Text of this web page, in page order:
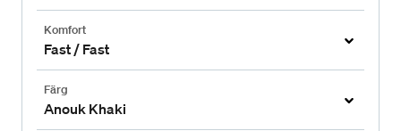
Komfort
Fast / Fast
Färg
Anouk Khaki